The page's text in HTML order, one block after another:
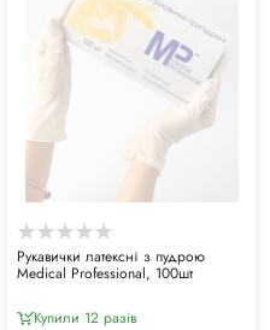
Рукавички латексні з пудрою
Medical Professional, 100шт
Купили 12 разiв